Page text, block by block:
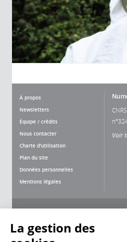
À propos
Newsletters
Équipe / crédits
Nous contacter
Charte d'utilisation
Plan du site
Données personnelles
Mentions légales
Voir
La gestion des